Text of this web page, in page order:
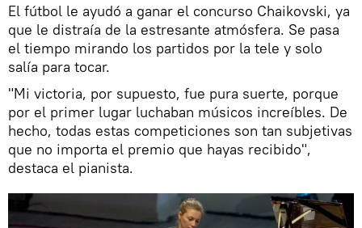
El fútbol le ayudó a ganar el concurso Chaikovski, ya
que le distraía de la estresante atmósfera. Se pasa
el tiempo mirando los partidos por la tele y solo
salía para tocar.
"Mi victoria, por supuesto, fue pura suerte, porque
por el primer lugar luchaban músicos increíbles. De
hecho, todas estas competiciones son tan subjetivas
que no importa el premio que hayas recibido",
destaca el pianista.